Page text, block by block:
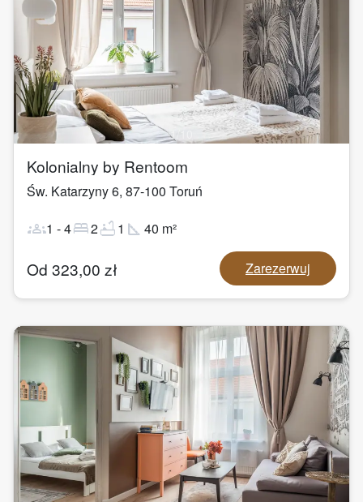
1
Kolonialny by Rentoom
Św. Katarzyny 6, 87-100 Toruń
groups1 -4bed2bathtub1 square_foot 40 m²
Od 323,00 zł Zarezerwuj